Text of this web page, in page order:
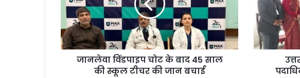
जानलेवा विंडपाइप चोट के बाद 45 साल
की स्कूल टीचर की जान बचाई